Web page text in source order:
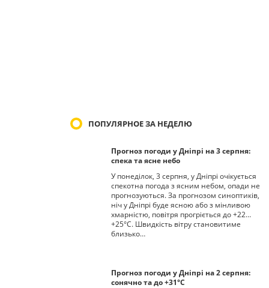
ПОПУЛЯРНОЕ ЗА НЕДЕЛЮ
Прогноз погоди у Дніпрі на 3 серпня:
спека та ясне небо
У понеділок, 3 серпня, у Дніпрі очікується
спекотна погода з ясним небом, опади не
прогнозуються. За прогнозом синоптиків,
ніч у Дніпрі буде ясною або з мінливою
хмарністю, повітря прогріється до +22…
+25°С. Швидкість вітру становитиме
близько…
Прогноз погоди у Дніпрі на 2 серпня:
сонячно та до +31°С